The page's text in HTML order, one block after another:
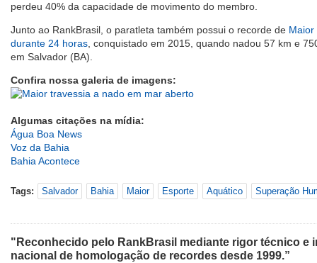
perdeu 40% da capacidade de movimento do membro.
Junto ao RankBrasil, o paratleta também possui o recorde de Maior
durante 24 horas , conquistado em 2015, quando nadou 57 km e
em Salvador (BA).
Confira nossa galeria de imagens:
Algumas citações na mídia:
Água Boa News
Voz da Bahia
Bahia Acontece
Tags: Salvador Bahia Maior Esporte Aquático Superação
"Reconhecido pelo RankBrasil mediante rigor técnico e
nacional de homologação de recordes desde 1999.”